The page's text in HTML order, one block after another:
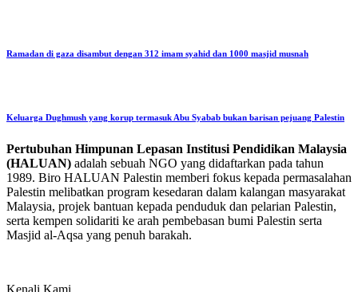
Ramadan di gaza disambut dengan 312 imam syahid dan 1000 masjid musnah
Keluarga Dughmush yang korup termasuk Abu Syabab bukan barisan pejuang Palestin
Pertubuhan Himpunan Lepasan Institusi Pendidikan Malaysia
(HALUAN) adalah sebuah NGO yang didaftarkan pada tahun
1989. Biro HALUAN Palestin memberi fokus kepada permasalahan
Palestin melibatkan program kesedaran dalam kalangan masyarakat
Malaysia, projek bantuan kepada penduduk dan pelarian Palestin,
serta kempen solidariti ke arah pembebasan bumi Palestin serta
Masjid al-Aqsa yang penuh barakah.
Kenali Kami